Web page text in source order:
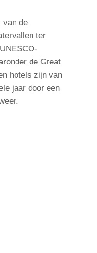
van de
ter
de Great
hotels zijn van
jaar door een